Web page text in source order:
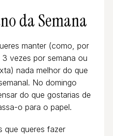
da Semana
manter (como, por
vezes por semana ou
nada melhor do que
No domingo
do que gostarias de
o para o papel.
que queres fazer